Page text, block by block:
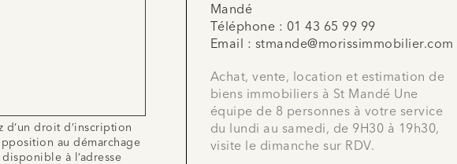
d’un droit d’inscription
au démarchage
à l’adresse
Mandé
Téléphone : 01 43 65 99 99
Email : stmande@morissimmobilier.com
Achat, vente, location et estimation de
biens immobiliers à St Mandé Une
équipe de 8 personnes à votre service
du lundi au samedi, de 9H30 à 19h30,
visite le dimanche sur RDV.